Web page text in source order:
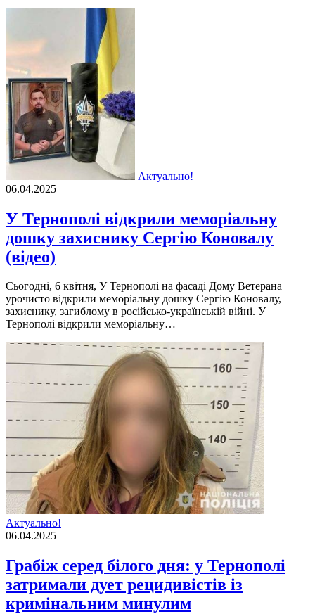
Актуально!
06.04.2025
У Тернополі відкрили меморіальну
дошку захиснику Сергію Коновалу
(відео)
Сьогодні, 6 квітня, У Тернополі на фасаді Дому Ветерана
урочисто відкрили меморіальну дошку Сергію Коновалу,
захиснику, загиблому в російсько-українській війні. У
Тернополі відкрили меморіальну…
Актуально!
06.04.2025
Грабіж серед білого дня: у Тернополі
затримали дует рецидивістів із
кримінальним минулим